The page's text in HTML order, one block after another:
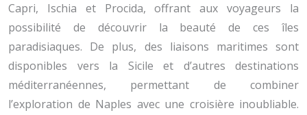
Capri, Ischia et Procida, offrant aux voyageurs la
possibilité de découvrir la beauté de ces îles
paradisiaques. De plus, des liaisons maritimes sont
disponibles vers la Sicile et d’autres destinations
méditerranéennes, permettant de combiner
l’exploration de Naples avec une croisière inoubliable.